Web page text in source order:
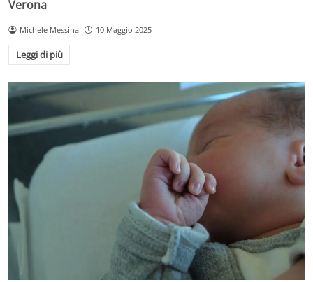
Verona
Michele Messina 10 Maggio 2025
Leggi di più